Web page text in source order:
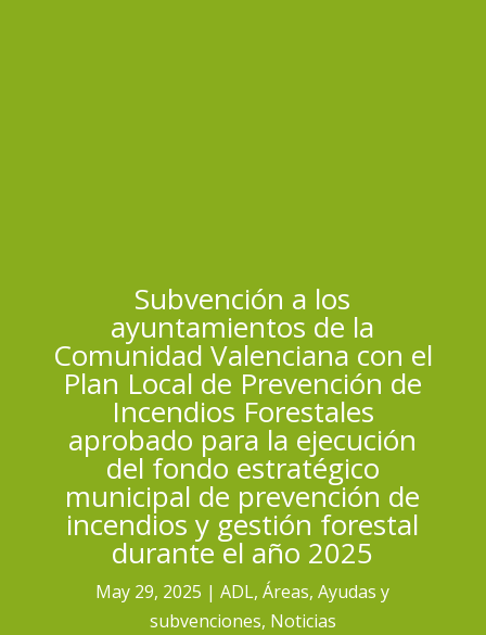
Subvención a los
ayuntamientos de la
Comunidad Valenciana con el
Plan Local de Prevención de
Incendios Forestales
aprobado para la ejecución
del fondo estratégico
municipal de prevención de
incendios y gestión forestal
durante el año 2025
May 29, 2025 ADL,Áreas,Ayudas y
subvenciones, Noticias